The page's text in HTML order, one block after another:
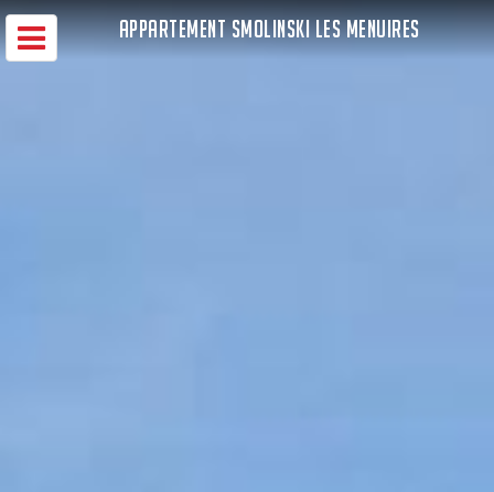
APPARTEMENT SMOLINSKI LES MENUIRES